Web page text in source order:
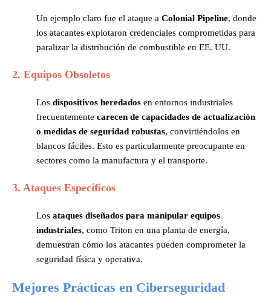
Un ejemplo claro fue el ataque a Colonial Pipeline, donde
los atacantes explotaron credenciales comprometidas para
paralizar la distribución de combustible en EE. UU.
2. Equipos Obsoletos
Los dispositivos heredados en entornos industriales
frecuentemente carecen de capacidades de actualización
o medidas de seguridad robustas, convirtiéndolos en
blancos fáciles. Esto es particularmente preocupante en
sectores como la manufactura y el transporte​.
3. Ataques Específicos
Los ataques diseñados para manipular equipos
industriales, como Triton en una planta de energía,
demuestran cómo los atacantes pueden comprometer la
seguridad física y operativa​.
Mejores Prácticas en Ciberseguridad